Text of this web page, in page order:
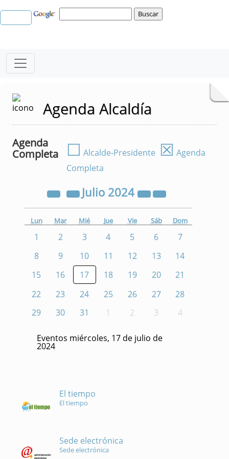
Agenda Alcaldía
Agenda
Completa
☐ Alcalde-Presidente ☒ Agenda
Completa
Julio 2024
Lun Mar Mié Jue Vie Sáb Dom
1 2 3 4 5 6
7
8
9 10 11 12 13
14
15
16 17 18 19 20
21
22
23 24 25 26 27
28
29
30 31 1 2 3 4
Eventos miércoles, 17 de julio de
2024
El tiempo
El tiempo
Sede electrónica
Sede electrónica